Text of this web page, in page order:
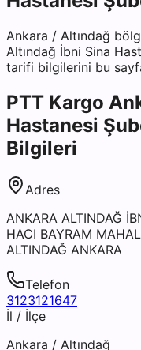
Ankara / Altındağ
Altındağ İbni Sina
tarifi bilgilerini bu
PTT Kargo
Hastanesi
Bilgileri
Adres
ANKARA ALTINDAĞ
HACI BAYRAM
ALTINDAĞ ANKARA
Telefon
3123121647
İl / İlçe
Ankara / Altındağ